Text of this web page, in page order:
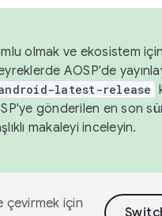
olmak ve ekosistem
AOSP'de
latest-release
gönderilen en son
makaleyi inceleyin.
çevirmek için